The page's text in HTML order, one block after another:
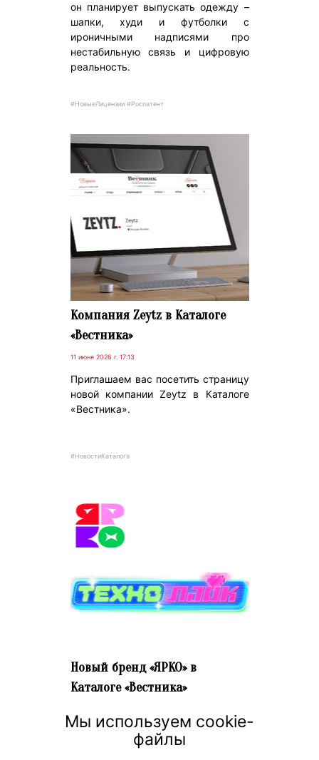
он планирует выпускать одежду –
шапки, худи и футболки с
ироничными надписями про
нестабильную связь и цифровую
реальность.
#НовыеЛицензии #Роспатент
Компания Zeytz в Каталоге
«Вестника»
11 июня 2026 г. 17:13
Приглашаем вас посетить страницу
новой компании Zeytz в Каталоге
«Вестника».
#НовостиКаталога
Новый бренд «ЯРКО» в
Каталоге «Вестника»
Предлагаем вам посетить страницу
нового бренда от анимационной
Мы используем cookie-
файлы